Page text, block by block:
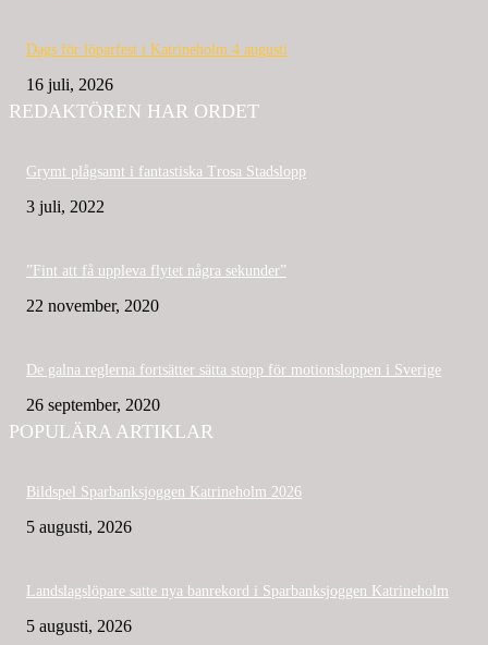
Dags för löparfest i Katrineholm 4 augusti
16 juli, 2026
REDAKTÖREN HAR ORDET
Grymt plågsamt i fantastiska Trosa Stadslopp
3 juli, 2022
”Fint att få uppleva flytet några sekunder”
22 november, 2020
De galna reglerna fortsätter sätta stopp för motionsloppen i Sverige
26 september, 2020
POPULÄRA ARTIKLAR
Bildspel Sparbanksjoggen Katrineholm 2026
5 augusti, 2026
Landslagslöpare satte nya banrekord i Sparbanksjoggen Katrineholm
5 augusti, 2026